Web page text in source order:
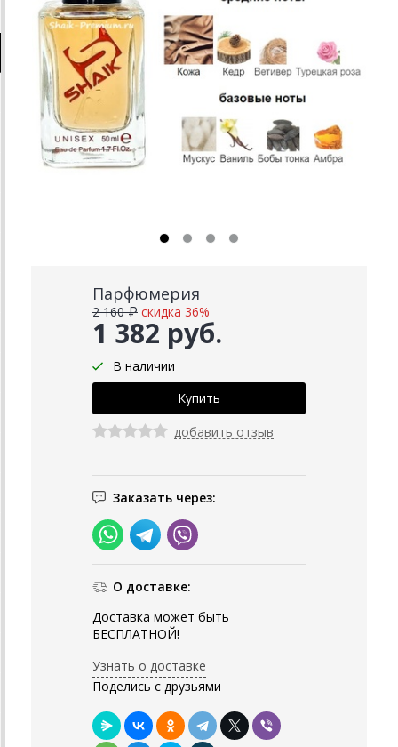
Парфюмерия
1 382 руб.
2 160 ₽ скидка 36%
В наличии
добавить отзыв
Заказать через:
О доставке:
Доставка может быть
БЕСПЛАТНОЙ!
Узнать о доставке
Поделись с друзьями